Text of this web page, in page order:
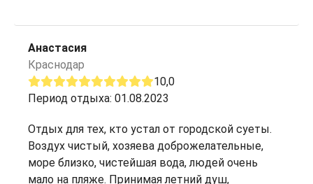
Анастасия
Краснодар
10,0
Период отдыха: 01.08.2023
Отдых для тех, кто устал от городской суеты.
Воздух чистый, хозяева доброжелательные,
море близко, чистейшая вода, людей очень
мало на пляже. Принимая летний душ,